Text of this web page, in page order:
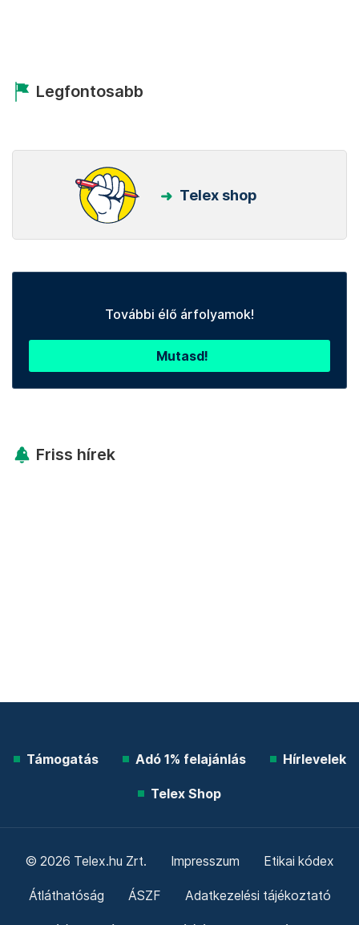
Legfontosabb
Telex shop
További élő árfolyamok!
Mutasd!
Friss hírek
Támogatás Adó 1% felajánlás Hírlevelek
Telex Shop
© 2026 Telex.hu Zrt. Impresszum Etikai kódex
Átláthatóság ÁSZF Adatkezelési tájékoztató